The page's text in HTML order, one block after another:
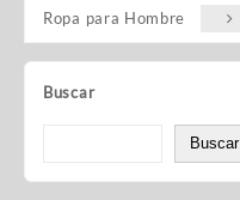
Ropa para Hombre
Buscar
Buscar